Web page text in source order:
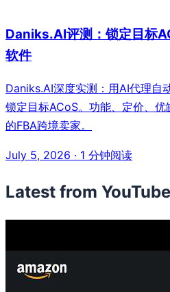
Daniks.AI评测：锁定目标
软件
Daniks.AI深度实测：用AI代理自
锁定目标ACoS。功能、定价、
的FBA跨境卖家。
July 5, 2026 · 1 分钟阅读
Latest from YouTube